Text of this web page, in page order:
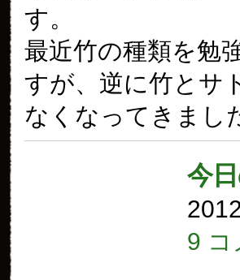
す。
最近竹の種類を勉
すが、逆に竹とサ
なくなってきまし
今
9 コ